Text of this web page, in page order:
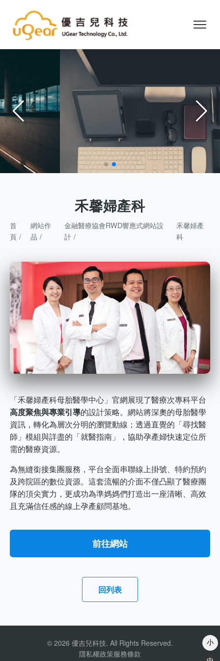
小
禾馨婦產科
首
頁
網站作
品
金融醫療協會RWD響應式網站設
計
禾馨婦產
科
「禾馨婦產科母胎醫學中心」官網展現了醫療次專科平台
高度聚焦與專業引導的設計策略。網站將深奧的母胎醫學
資訊，轉化為層次分明的瀏覽動線；透過直覺的「尋找醫
師」模組與詳盡的「就醫指南」，協助孕產婦快速定位所
需的醫療資源。
為無縫銜接集團服務，平台全面串聯線上掛號、特約預約
及跨院區的數位資源。這套流暢的介面不僅凸顯了醫療團
隊的頂尖實力，更成功為準媽媽們打造出一座清晰、高效
且充滿信任感的線上孕產顧問基地。
前往網站
回列表
© 2026 優吉兒科技. All Rights Reserved.
隱私權政策服務條款